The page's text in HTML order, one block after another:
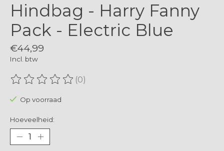
Hindbag - Harry Fanny
Pack - Electric Blue
€44,99
Incl. btw
De beoordeling van dit product is
(0)
Op voorraad
Hoeveelheid: